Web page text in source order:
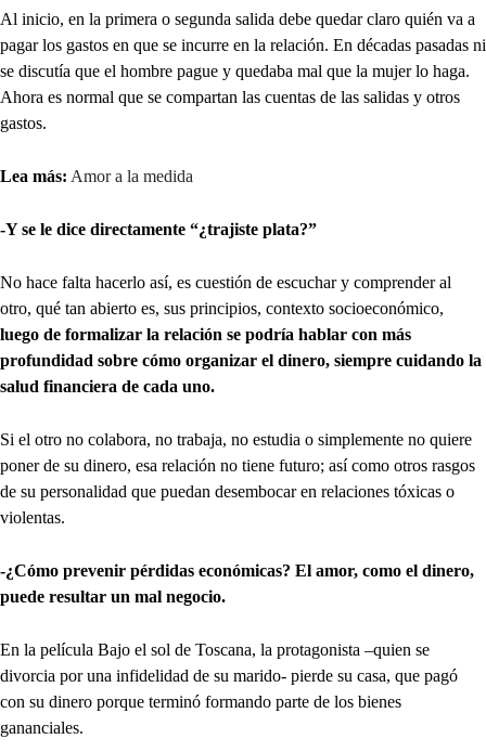
Al inicio, en la primera o segunda salida debe quedar claro quién va a
pagar los gastos en que se incurre en la relación. En décadas pasadas ni
se discutía que el hombre pague y quedaba mal que la mujer lo haga.
Ahora es normal que se compartan las cuentas de las salidas y otros
gastos.
Lea más: Amor a la medida
-Y se le dice directamente “¿trajiste plata?”
No hace falta hacerlo así, es cuestión de escuchar y comprender al
otro, qué tan abierto es, sus principios, contexto socioeconómico,
luego de formalizar la relación se podría hablar con más
profundidad sobre cómo organizar el dinero, siempre cuidando la
salud financiera de cada uno.
Si el otro no colabora, no trabaja, no estudia o simplemente no quiere
poner de su dinero, esa relación no tiene futuro; así como otros rasgos
de su personalidad que puedan desembocar en relaciones tóxicas o
violentas.
-¿Cómo prevenir pérdidas económicas? El amor, como el dinero,
puede resultar un mal negocio.
En la película Bajo el sol de Toscana, la protagonista –quien se
divorcia por una infidelidad de su marido- pierde su casa, que pagó
con su dinero porque terminó formando parte de los bienes
gananciales.